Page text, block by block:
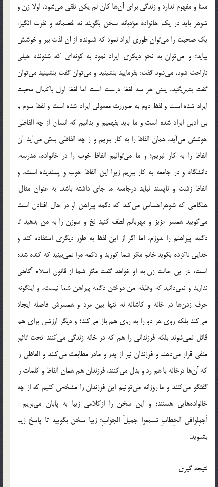
معنا و مفهوم ندارد و زندگی برای آن‌ها کان لم یکن تلقی می‌شود، اولا زن و
شوهر باید در یک خانواده مؤدبانه سخن بگویند نه خصمانه و نفرت انگیز،
یک صحبت را می‌توان طوری ایراد نمود که شنونده از آن لذت ببر و خوشش
بیاید؛ و می‌توان به نحو دیگری ایراد نمود به گونه‌ای که شنونده خیلی
ناراحت شود، می‌شود گفت: بفرمایید بنشینید و می‌توان گفت بنشینید می‌توان
گفت بتمریگید، یعنی هر سه لفظ درست است اما لفظ اول باکمال محبت
ایراد شده است و لفظ دوم به صوررت معمولی ایراد شده است و لفظ سوم با
بی ادبی ایراد شده است و ما باید بفهمیم و بدانیم که انسان از چه الفاظی
خوشش می‌آید، همان الفاظ را به کار ببریم و از چه الفاظی بدش می‌آید آن
الفاظ را به کار نبریم؛ و ما می‌توانیم الفاظ خوب را در خانواده، مدرسه،
دانشگاه و در جامعه به کار ببریم زیرا این الفاظ خوب و پسندیده است، و
الفاظ زشت و ناپسند نباید درجامعه ما جای داشته باشد. به عنوان مثال:
هنگامی که شوهراحساس می‌کند که دگمه پیراهن او در حال افتادن است
می‌گویید همسر عزیز و مهربانم لطف کنید نخ و سوزن را به من بدهید تا
دگمه پیراهنم را بدوزم، اما اگر از این لفظ به طور دیگری استفاده کند و
خدایی ناکرده بگوید خانم مگر شما کورید و دگمه مرا نمی‌بینید که کنده شده
است، در این حالت زن به او خواهد گفت مگر شما از قانون اسلام آگاهی
ندارید و نمی‌دانید که وظیفه من دوختن دگمه پیراهن شما نیست، و اینگونه
حرف زدن‌ها در خانه و کاشانه نه تنها بین مرد و همسرش فاصله ایجاد
می‌کند بلکه روی هر دو را به روی هم باز می‌کند؛ و دیگر ارزشی برای هم
قائل نمی‌شوند بلکه فرزندانی را هم که در خانه زندگی می‌کنند تحت تاثیر
منفی قرار می‌دهند و فرزندان نیز از پدر و مادر مطابعت می‌کنند و الفاظی را
که آن‌ها درخانه با هم رد و بدل می‌کنند، فرزندان هم همان الفاظ و کلمات را
گفتگو می‌کنند و ما روزانه می‌توانیم این فرزندان را مشخص کنیم که از چه
خانواده‌هایی هستند؛ و این سخن را ازکلامی زیبا به پایان می‌بریم :
اَجمِلوافی الخِطابِ تسمعوا جمیلَ الجوابِ؛ زیبا سخن بگویید تا پاسخ زیبا
بشنوید.
نتیجه گیری